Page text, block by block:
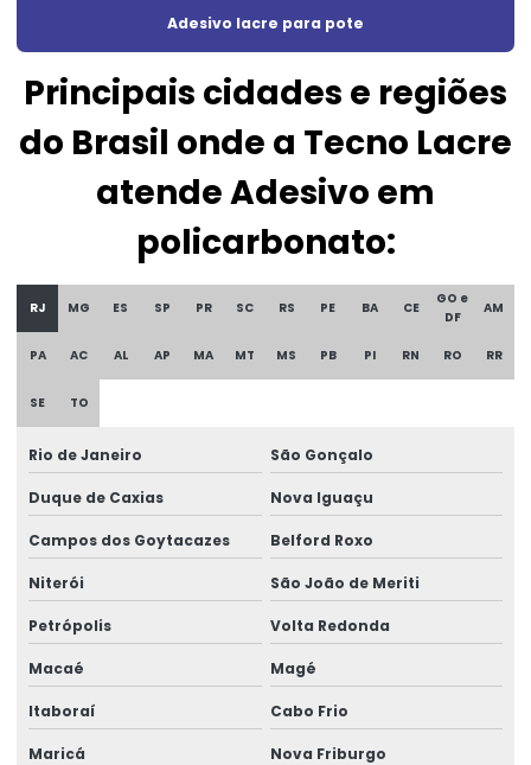
Etiqueta casca de ovo
Etiqueta lacre casca de ovo
Etiqueta lacre de garantia
Etiqueta lacre de segurança
Etiqueta lacre void
Etiqueta patrimônio policarbonato
Etiqueta de policarbonato
Etiqueta de segurança
Etiqueta de void
Etiqueta void prata
Etiquetas adesivas holográficas
Etiquetas void personalizadas
Lacre adesivo
Lacre adesivo para alimentos personalizado
Lacre adesivo casca de ovo
Adesivo lacre para pote
Principais cidades e regiões
do Brasil onde a Tecno Lacre
atende Adesivo em
policarbonato:
RJ MG ES SP PR SC RS PE BA CE
GO e
DF
AM
PA AC AL AP MA MT MS PB PI RN RO RR
SE TO
Rio de Janeiro São Gonçalo
Duque de Caxias Nova Iguaçu
Campos dos Goytacazes Belford Roxo
Niterói São João de Meriti
Petrópolis Volta Redonda
Macaé Magé
Itaboraí Cabo Frio
Maricá Nova Friburgo